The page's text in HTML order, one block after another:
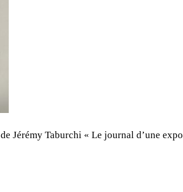
Jérémy Taburchi « Le journal d’une